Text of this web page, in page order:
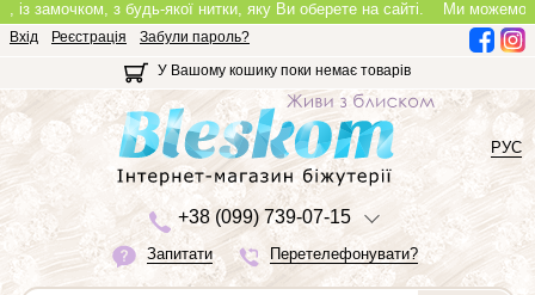
Ми можемо
замочком, з будь-якої нитки, яку Ви оберете на сайті.
Вхід Реєстрація
Забули пароль?
У Вашому кошику поки немає товарів
+38 (099) 739-07-15
Запитати Перетелефонувати?
РУС